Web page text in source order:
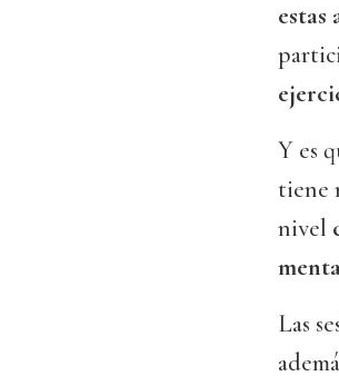
estas
Y es
tiene
nivel
Las